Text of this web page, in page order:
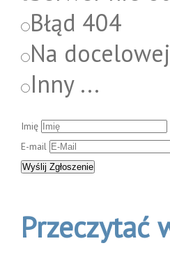
Błąd 404
Na
Inny ...
Imię
E-mail
Przeczytać